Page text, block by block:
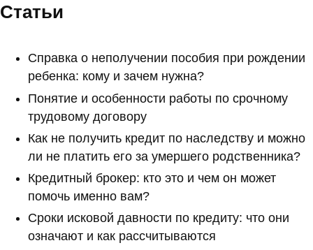
Статьи
Справка о неполучении пособия при рождении
ребенка: кому и зачем нужна?
Понятие и особенности работы по срочному
трудовому договору
Как не получить кредит по наследству и можно
ли не платить его за умершего родственника?
Кредитный брокер: кто это и чем он может
помочь именно вам?
Сроки исковой давности по кредиту: что они
означают и как рассчитываются